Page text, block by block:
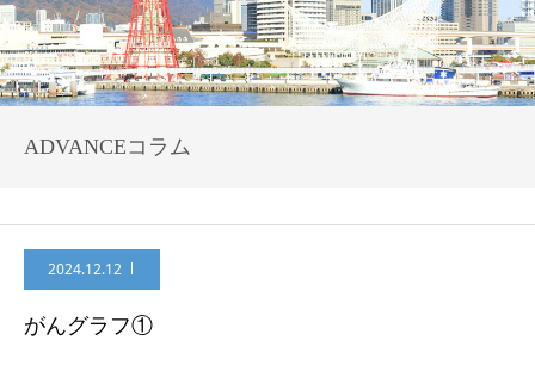
ADVANCEコラム
2024.12.12
がんグラフ①
事業保険